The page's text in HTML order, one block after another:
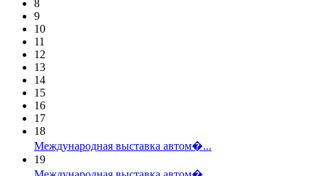
8
9
10
11
12
13
14
15
16
17
18
Международная выставка автом�...
19